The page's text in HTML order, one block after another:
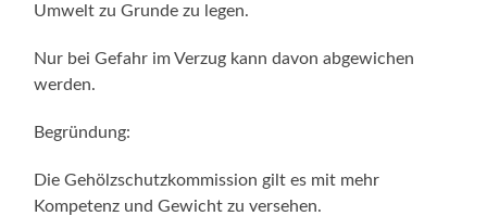
Umwelt zu Grunde zu legen.
Nur bei Gefahr im Verzug kann davon abgewichen
werden.
Begründung:
Die Gehölzschutzkommission gilt es mit mehr
Kompetenz und Gewicht zu versehen.